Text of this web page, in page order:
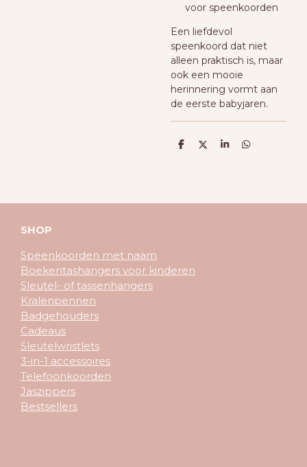
voor speenkoorden
Een liefdevol
speenkoord dat niet
alleen praktisch is, maar
ook een mooie
herinnering vormt aan
de eerste babyjaren.
D
D
S
D
SHOP
Speenkoorden met naam
Boekentashangers voor kinderen
Sleutel- of tassenhangers
Kralenpennen
Badgehouders
Cadeaus
Sleutelwristlets
3-in-1 accessoires
Telefoonkoorden
Jaszippers
Bestsellers